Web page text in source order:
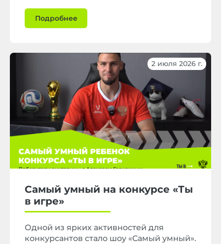
Подробнее
2 июля 2026 г.
Самый умный на конкурсе «Ты
в игре»
Одной из ярких активностей для
конкурсантов стало шоу «Самый умный».